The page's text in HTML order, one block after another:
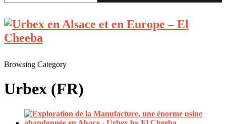
Browsing Category
Urbex (FR)